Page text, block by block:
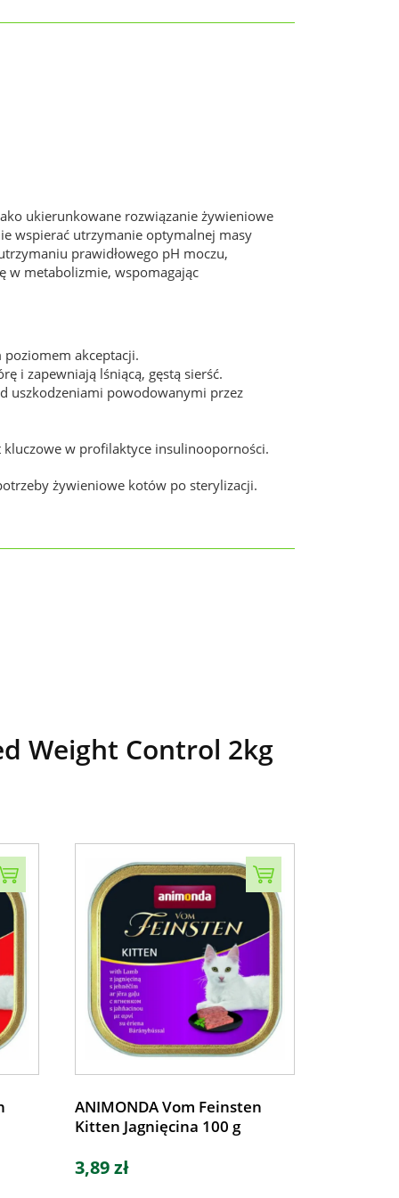
ukierunkowane rozwiązanie żywieniowe
wspierać utrzymanie optymalnej masy
prawidłowego pH moczu,
w metabolizmie, wspomagając
akceptacji.
i zapewniają lśniącą, gęstą sierść.
uszkodzeniami powodowanymi przez
w profilaktyce insulinooporności.
żywieniowe kotów po sterylizacji.
Weight Control 2kg
ANIMONDA Vom Feinsten
Kitten Jagnięcina 100 g
3,89 zł